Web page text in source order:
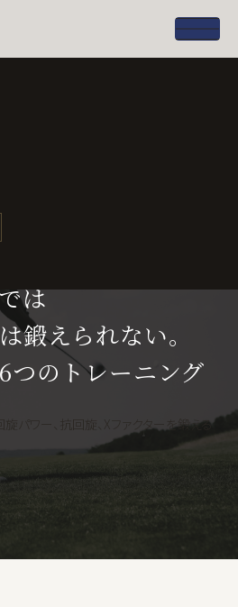
は
鍛えられない。
つのトレーニング
旋パワー、抗回旋、Xファクターを鍛える